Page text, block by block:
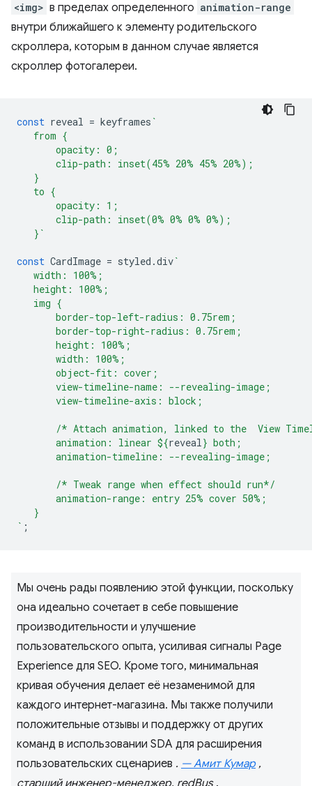
<img> в пределах определенного animation-range
внутри ближайшего к элементу родительского
скроллера, которым в данном случае является
скроллер фотогалереи.
const reveal = keyframes `
   from {
       opacity: 0;
       clip-path: inset(45% 20% 45% 20%);
   }
   to {
       opacity: 1;
       clip-path: inset(0% 0% 0% 0%);
   }`
const CardImage = styled .div`
   width: 100%;
   height: 100%;
   img {
       border-top-left-radius: 0.75rem;
       border-top-right-radius: 0.75rem;
       height: 100%;
       width: 100%;
       object-fit: cover;
       view-timeline-name: --revealing-image;
       view-timeline-axis: block;
/* Attach animation, linked to the  View
       animation: linear
${reveal} both;
       animation-timeline: --revealing-image;
       /* Tweak range when effect should run*/
       animation-range: entry 25% cover 50%;
   }
` ;
Мы очень рады появлению этой функции, поскольку
она идеально сочетает в себе повышение
производительности и улучшение
пользовательского опыта, усиливая сигналы Page
Experience для SEO. Кроме того, минимальная
кривая обучения делает её незаменимой для
каждого интернет-магазина. Мы также получили
положительные отзывы и поддержку от других
команд в использовании SDA для расширения
пользовательских сценариев . — Амит Кумар,